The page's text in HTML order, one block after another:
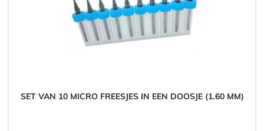
SET VAN 10 MICRO FREESJES IN EEN DOOSJE (1.60 MM)